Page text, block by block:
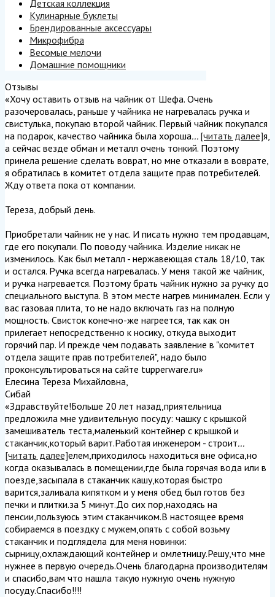
Детская коллекция
Кулинарные буклеты
Брендированные аксессуары
Микрофибра
Весомые мелочи
Домашние помощники
Отзывы
«Хочу оставить отзыв на чайник от Шефа. Очень
разочеровалась, раньше у чайника не нагревалась ручка и
свистулька, покупаю второй чайник. Первый чайник покупался
на подарок, качество чайника была хороша... [читать далее]я,
а сейчас везде обман и металл очень тонкий. Поэтому
принела решение сделать воврат, но мне отказали в воврате,
я обратилась в комитет отдела защите прав потребителей.
Жду ответа пока от компании.
Тереза, добрый день.
Приобретали чайник не у нас. И писать нужно тем продавцам,
где его покупали. По поводу чайника. Изделие никак не
изменилось. Как был металл - нержавеющая сталь 18/10, так
и остался. Ручка всегда нагревалась. У меня такой же чайник,
и ручка нагревается. Поэтому брать чайник нужно за ручку до
специального выступа. В этом месте нагрев минимален. Если у
вас газовая плита, то не надо включать газ на полную
мощность. Свисток конечно-же нагреется, так как он
прилегает непосредственно к носику, откуда выходит
горячий пар. И прежде чем подавать заявление в "комитет
отдела защите прав потребителей", надо было
проконсультироваться на сайте tupperware.ru»
Елесина Тереза Михайловна,
Сибай
«Здравствуйте!Больше 20 лет назад,приятельница
предложила мне удивительную посуду: чашку с крышкой
замешиватель теста,маленький контейнер с крышкой и
стаканчик,который варит.Работая инженером - строит...
[читать далее]елем,приходилось находиться вне офиса,но
когда оказывалась в помещении,где была горячая вода или в
поезде,засыпала в стаканчик кашу,которая быстро
варится,заливала кипятком и у меня обед был готов без
печки и плитки.за 5 минут.До сих пор,находясь на
пенсии,пользуюсь этим стаканчиком.В настоящее время
собираемся в поездку с мужем,опять с собой возьму
стаканчик и подглядела для меня новинки:
сырницу,охлаждающий контейнер и омлетницу.Решу,что мне
нужнее в первую очередь.Очень благодарна производителям
и спасибо,вам что нашла такую нужную очень нужную
посуду.Спасибо!!!!